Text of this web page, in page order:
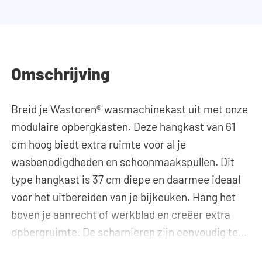
Omschrijving
Breid je Wastoren® wasmachinekast uit met onze
modulaire opbergkasten. Deze hangkast van 61
cm hoog biedt extra ruimte voor al je
wasbenodigdheden en schoonmaakspullen. Dit
type hangkast is 37 cm diepe en daarmee ideaal
voor het uitbereiden van je bijkeuken. Hang het
boven je aanrecht of werkblad en creëer extra
opbergruimte. De scharnieren zijn eenvoudig te